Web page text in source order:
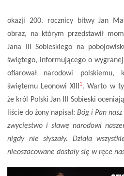
okazji 200. rocznicy bitwy Jan
obraz, na którym przedstawił
Jana III Sobieskiego na
świętego, informującego o
ofiarował narodowi polskiemu,
świętemu Leonowi XIII
1. Warto w
że król Polski Jan III Sobieski
liście do żony napisał: Bóg i Pan nasz
zwycięstwo i sławę narodowi
nigdy nie słyszały. Działa
nieoszacowane dostały się w ręce